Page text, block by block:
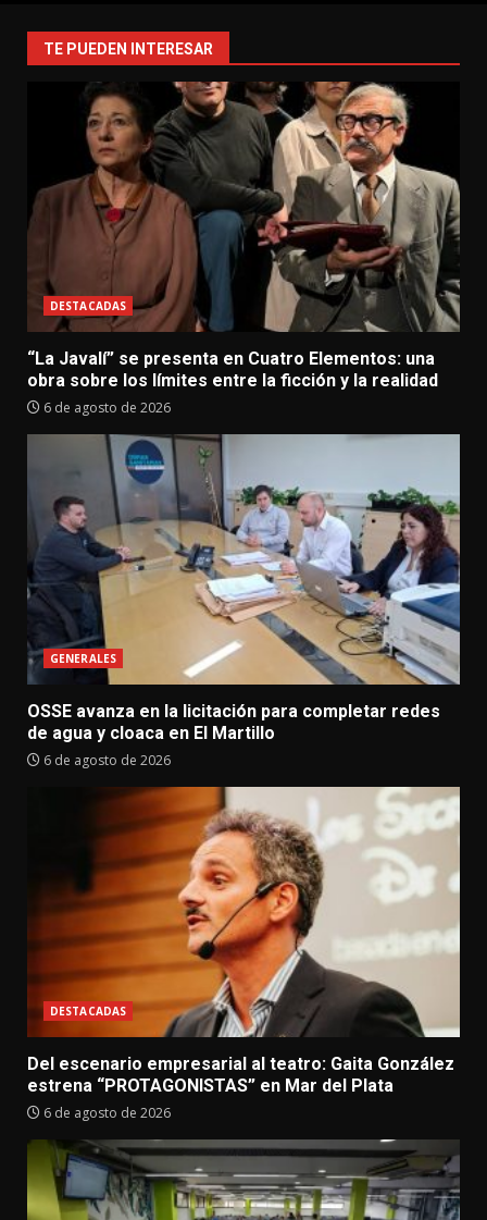
TE PUEDEN INTERESAR
DESTACADAS
“La Javalí” se presenta en Cuatro Elementos: una
obra sobre los límites entre la ficción y la realidad
6 de agosto de 2026
GENERALES
OSSE avanza en la licitación para completar redes
de agua y cloaca en El Martillo
6 de agosto de 2026
DESTACADAS
Del escenario empresarial al teatro: Gaita González
estrena “PROTAGONISTAS” en Mar del Plata
6 de agosto de 2026